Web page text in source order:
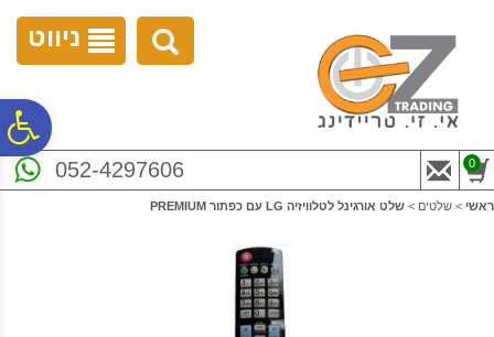
נגישות
ניווט
052-4297606 0
ראשי > שלטים > שלט אורגינל לטלוויזיה LG עם כפתור PREMIUM